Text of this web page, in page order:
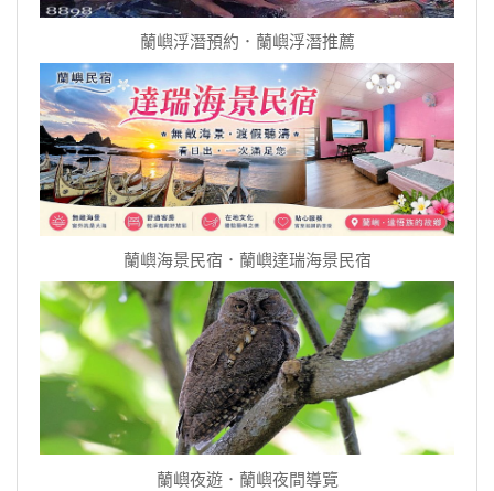
蘭嶼浮潛預約．蘭嶼浮潛推薦
蘭嶼海景民宿．蘭嶼達瑞海景民宿
蘭嶼夜遊．蘭嶼夜間導覽